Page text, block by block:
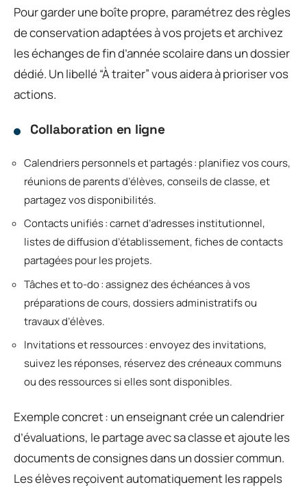
Pour garder une boîte propre, paramétrez des règles
de conservation adaptées à vos projets et archivez
les échanges de fin d’année scolaire dans un dossier
dédié. Un libellé “À traiter” vous aidera à prioriser vos
actions.
Collaboration en ligne
Calendriers personnels et partagés : planifiez vos cours,
réunions de parents d’élèves, conseils de classe, et
partagez vos disponibilités.
Contacts unifiés : carnet d’adresses institutionnel,
listes de diffusion d’établissement, fiches de contacts
partagées pour les projets.
Tâches et to-do : assignez des échéances à vos
préparations de cours, dossiers administratifs ou
travaux d’élèves.
Invitations et ressources : envoyez des invitations,
suivez les réponses, réservez des créneaux communs
ou des ressources si elles sont disponibles.
Exemple concret : un enseignant crée un calendrier
d’évaluations, le partage avec sa classe et ajoute les
documents de consignes dans un dossier commun.
Les élèves reçoivent automatiquement les rappels